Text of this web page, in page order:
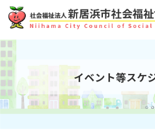
イベント等スケ